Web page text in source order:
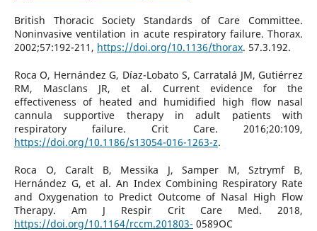
British Thoracic Society Standards of Care Committee.
Noninvasive ventilation in acute respiratory failure. Thorax.
2002;57:192-211, https://doi.org/10.1136/thorax. 57.3.192.
Roca O, Hernández G, Díaz-Lobato S, Carratalá JM, Gutiérrez
RM, Masclans JR, et al. Current evidence for the
effectiveness of heated and humidified high flow nasal
cannula supportive therapy in adult patients with
respiratory failure. Crit Care. 2016;20:109,
https://doi.org/10.1186/s13054-016-1263-z.
Roca O, Caralt B, Messika J, Samper M, Sztrymf B,
Hernández G, et al. An Index Combining Respiratory Rate
and Oxygenation to Predict Outcome of Nasal High Flow
Therapy. Am J Respir Crit Care Med. 2018,
https://doi.org/10.1164/rccm.201803- 0589OC